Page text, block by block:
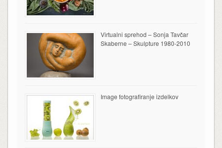
Virtualni sprehod – Sonja Tavčar
Skaberne – Skulpture 1980-2010
Image fotografiranje izdelkov